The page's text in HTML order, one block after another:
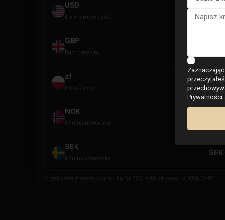
USD
Dolar amerykański
GBP
Funt brytyjski
zł
Polski złoty
NOK
Korona norweska
SEK
Korona szwedzka
Prywatności.